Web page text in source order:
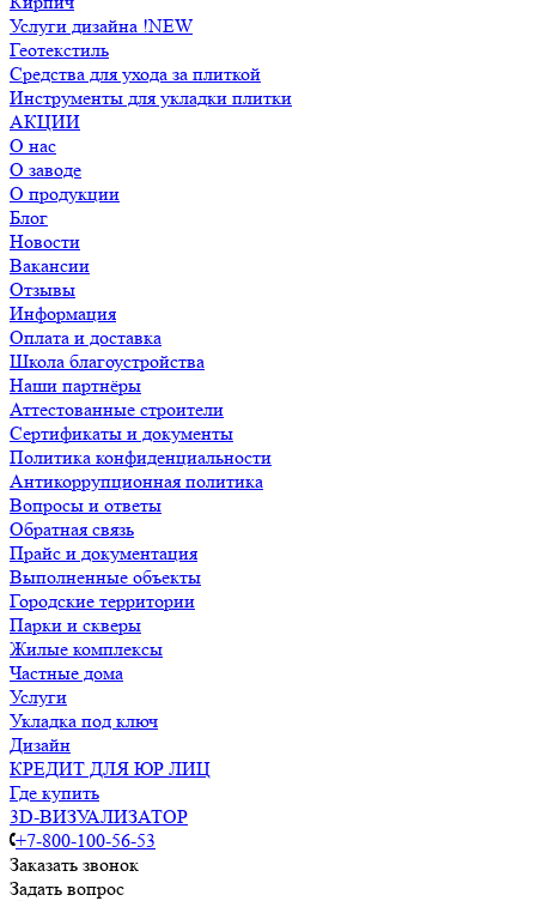
Услуги дизайна !NEW
Геотекстиль
Средства для ухода за плиткой
Инструменты для укладки плитки
АКЦИИ
О нас
О заводе
О продукции
Блог
Новости
Вакансии
Отзывы
Информация
Оплата и доставка
Школа благоустройства
Наши партнёры
Аттестованные строители
Сертификаты и документы
Политика конфиденциальности
Антикоррупционная политика
Вопросы и ответы
Обратная связь
Прайс и документация
Выполненные объекты
Городские территории
Парки и скверы
Жилые комплексы
Частные дома
Услуги
Укладка под ключ
Дизайн
КРЕДИТ ДЛЯ ЮР ЛИЦ
Где купить
3D-ВИЗУАЛИЗАТОР
+7-800-100-56-53
Заказать звонок
Задать вопрос